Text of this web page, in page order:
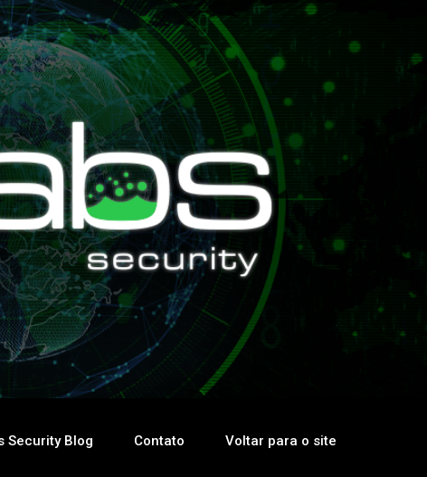
Security Blog Contato Voltar para o site